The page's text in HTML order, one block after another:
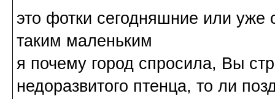
это фотки сегодняшние или уже
таким маленьким
я почему город спросила, Вы
недоразвитого птенца, то ли